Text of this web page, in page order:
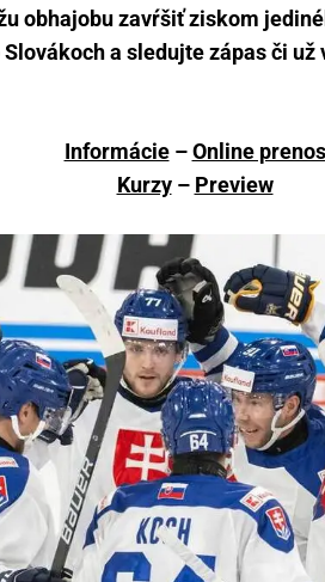
obhajobu zavŕšiť ziskom
a sledujte zápas či
Informácie–Online prenos
Kurzy– Preview